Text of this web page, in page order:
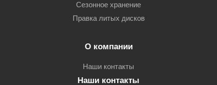
Сезонное хранение
Правка литых дисков
О компании
Наши контакты
Наши контакты